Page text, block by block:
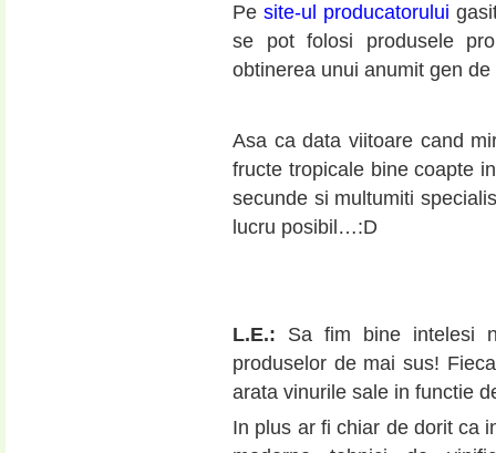
Pesite-ul producatorului
se pot folosi produsele
obtinerea unui anumit gen
Asa ca data viitoare cand
fructe tropicale bine coapte
secunde si multumiti
lucru posibil…:D
L.E.: Sa fim bine intelesi
produselor de mai sus!
arata vinurile sale in functie
In plus ar fi chiar de dorit ca